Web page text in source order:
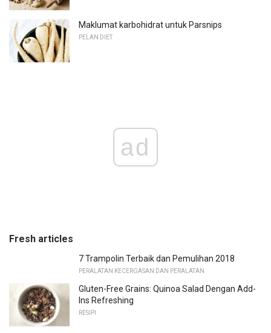
Maklumat karbohidrat untuk Parsnips
PELAN DIET
ad
Fresh articles
7 Trampolin Terbaik dan Pemulihan 2018
PERALATAN KECERGASAN DAN PERALATAN
Gluten-Free Grains: Quinoa Salad Dengan Add-
Ins Refreshing
RESIPI